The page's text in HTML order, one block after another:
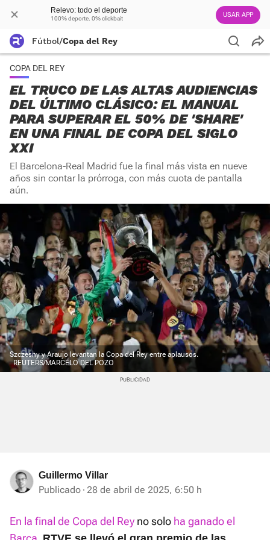
Relevo: todo el deporte
100% deporte. 0% clickbait USAR APP
Fútbol/Copa del Rey
COPA DEL REY
EL TRUCO DE LAS ALTAS AUDIENCIAS
DEL ÚLTIMO CLÁSICO: EL MANUAL
PARA SUPERAR EL 50% DE 'SHARE'
EN UNA FINAL DE COPA DEL SIGLO
XXI
El Barcelona-Real Madrid fue la final más vista en nueve
años sin contar la prórroga, con más cuota de pantalla
aún.
Szczesny y Araujo levantan la Copa del Rey entre aplausos.
REUTERS/MARCELO DEL POZO
Guillermo Villar
Publicado 28 de abril de 2025, 6:50 h
En la final de Copa del Rey no solo ha ganado el